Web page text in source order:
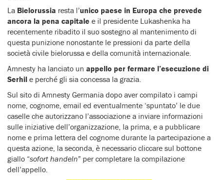
La Bielorussia resta l’unico paese in Europa che prevede
ancora la pena capitale e il presidente Lukashenka ha
recentemente ribadito il suo sostegno al mantenimento di
questa punizione nonostante le pressioni da parte della
società civile bielorussa e della comunità internazionale.
Amnesty ha lanciato un appello per fermare l’esecuzione di
Serhil e perché gli sia concessa la grazia.
Sul sito di Amnesty Germania dopo aver compilato i campi
nome, cognome, email ed eventualmente ‘spuntato’ le due
caselle che autorizzano l’associazione a inviare informazioni
sulle iniziative dell’organizzazione, la prima, e a pubblicare
nome e prima lettera del cognome durante la partecipazione a
questa azione, la seconda, è necessario cliccare sul bottone
giallo “sofort handeln” per completare la compilazione
dell’appello.